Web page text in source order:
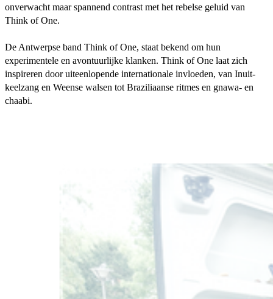
onverwacht maar spannend contrast met het rebelse geluid van
Think of One.
De Antwerpse band Think of One, staat bekend om hun
experimentele en avontuurlijke klanken. Think of One laat zich
inspireren door uiteenlopende internationale invloeden, van Inuit-
keelzang en Weense walsen tot Braziliaanse ritmes en gnawa- en
chaabi.